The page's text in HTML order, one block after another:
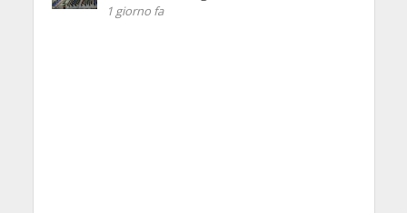
1 giorno fa